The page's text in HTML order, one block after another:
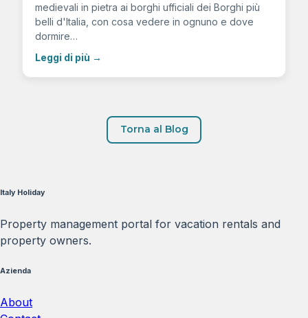
medievali in pietra ai borghi ufficiali dei Borghi più
belli d'Italia, con cosa vedere in ognuno e dove
dormire…
Leggi di più →
Torna al Blog
Italy Holiday
Property management portal for vacation rentals and
property owners.
Azienda
About